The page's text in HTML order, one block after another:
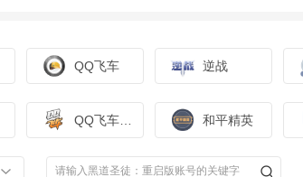
QQ飞车 逆战
和平精英